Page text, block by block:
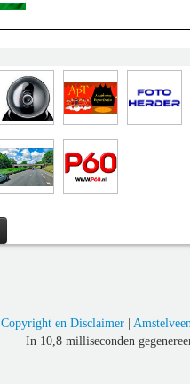
Copyright en Disclaimer| Amstelveen
In 10,8 milliseconden